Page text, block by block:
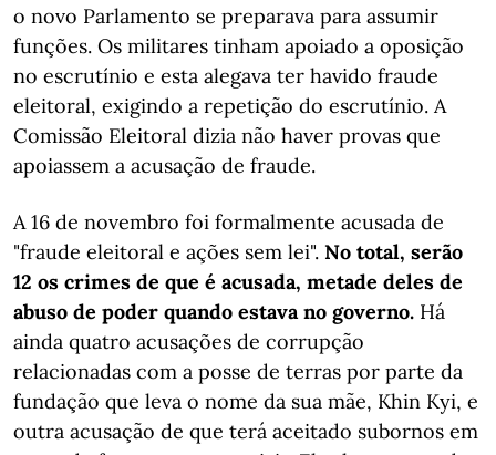
o novo Parlamento se preparava para assumir
funções. Os militares tinham apoiado a oposição
no escrutínio e esta alegava ter havido fraude
eleitoral, exigindo a repetição do escrutínio. A
Comissão Eleitoral dizia não haver provas que
apoiassem a acusação de fraude.
A 16 de novembro foi formalmente acusada de
"fraude eleitoral e ações sem lei". No total, serão
12 os crimes de que é acusada, metade deles de
abuso de poder quando estava no governo. Há
ainda quatro acusações de corrupção
relacionadas com a posse de terras por parte da
fundação que leva o nome da sua mãe, Khin Kyi, e
outra acusação de que terá aceitado subornos em